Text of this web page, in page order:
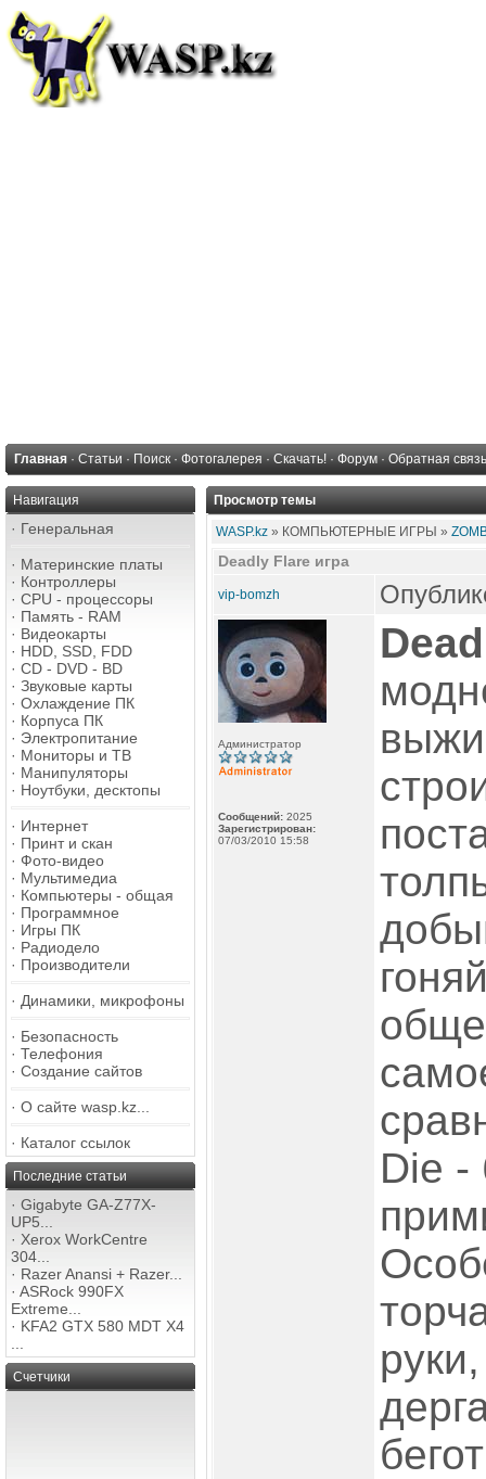
Главная · Статьи · Поиск · Фотогалерея · Скачать! · Форум · Обратная связь
Навигация
· Генеральная
· Материнские платы
· Контроллеры
· CPU - процессоры
· Память - RAM
· Видеокарты
· HDD, SSD, FDD
· CD - DVD - BD
· Звуковые карты
· Охлаждение ПК
· Корпуса ПК
· Электропитание
· Мониторы и ТВ
· Манипуляторы
· Ноутбуки, десктопы
· Интернет
· Принт и скан
· Фото-видео
· Мультимедиа
· Компьютеры - общая
· Программное
· Игры ПК
· Радиодело
· Производители
· Динамики, микрофоны
· Безопасность
· Телефония
· Создание сайтов
· О сайте wasp.kz...
· Каталог ссылок
Последние статьи
· Gigabyte GA-Z77X-
UP5...
· Xerox WorkCentre
304...
· Razer Anansi + Razer...
· ASRock 990FX
Extreme...
· KFA2 GTX 580 MDT X4
Счетчики
Просмотр темы
WASP.kz » КОМПЬЮТЕРНЫЕ ИГРЫ »
Deadly Flare игра
vip-bomzh
Администратор
Сообщений: 2025
Зарегистрирован:
07/03/2010 15:58
Die -